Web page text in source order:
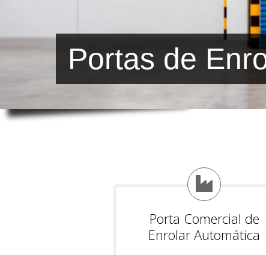
Portas de
Porta Comercial de
Enrolar Automática